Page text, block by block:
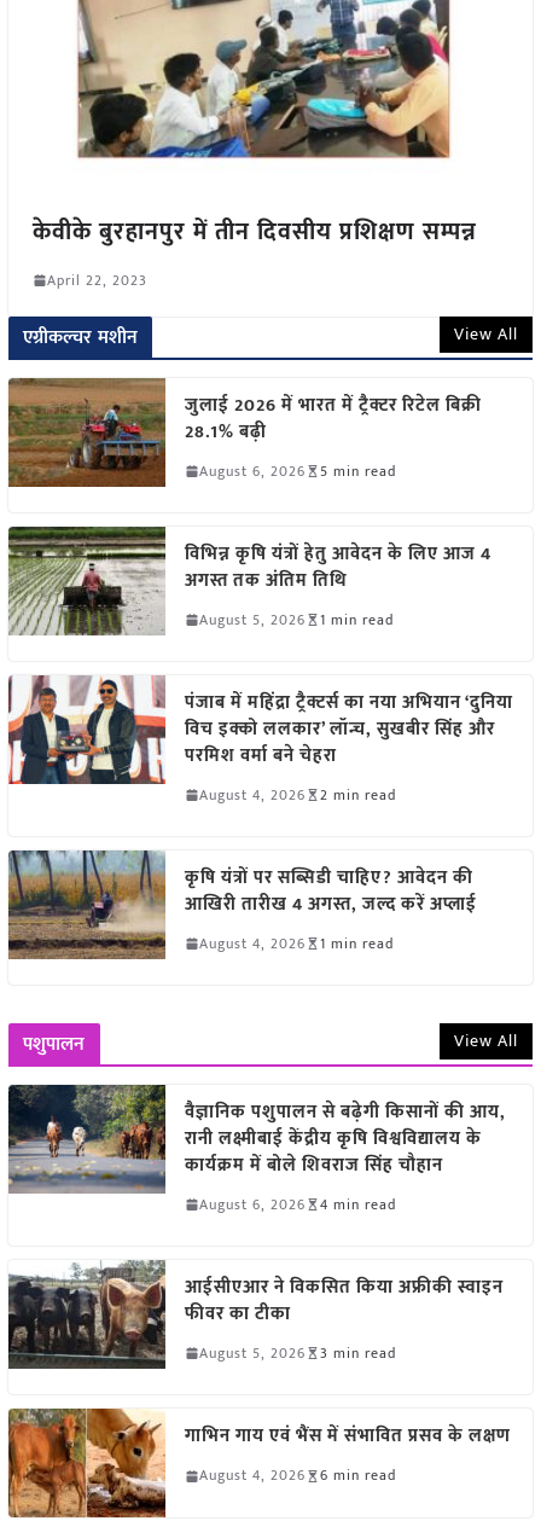
केवीके बुरहानपुर में तीन दिवसीय प्रशिक्षण सम्पन्न
April 22, 2023
एग्रीकल्चर मशीन View All
जुलाई 2026 में भारत में ट्रैक्टर रिटेल बिक्री
28.1% बढ़ी
August 6, 2026 5 min read
विभिन्न कृषि यंत्रों हेतु आवेदन के लिए आज 4
अगस्त तक अंतिम तिथि
August 5, 2026 1 min read
पंजाब में महिंद्रा ट्रैक्टर्स का नया अभियान ‘दुनिया
विच इक्को ललकार’ लॉन्च, सुखबीर सिंह और
परमिश वर्मा बने चेहरा
August 4, 2026 2 min read
कृषि यंत्रों पर सब्सिडी चाहिए? आवेदन की
आखिरी तारीख 4 अगस्त, जल्द करें अप्लाई
August 4, 2026 1 min read
पशुपालन View All
वैज्ञानिक पशुपालन से बढ़ेगी किसानों की आय,
रानी लक्ष्मीबाई केंद्रीय कृषि विश्वविद्यालय के
कार्यक्रम में बोले शिवराज सिंह चौहान
August 6, 2026 4 min read
आईसीएआर ने विकसित किया अफ्रीकी स्वाइन
फीवर का टीका
August 5, 2026 3 min read
गाभिन गाय एवं भैंस में संभावित प्रसव के लक्षण
August 4, 2026 6 min read